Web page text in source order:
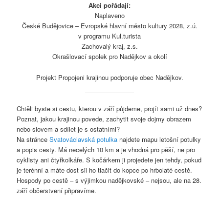
Akci pořádají:
Naplaveno
České Budějovice – Evropské hlavní město kultury 2028, z.ú.
v programu Kul.turista
Zachovalý kraj, z.s.
Okrašlovací spolek pro Nadějkov a okolí
Projekt Propojeni krajinou podporuje obec Nadějkov.
Chtěli byste si cestu, kterou v září půjdeme, projít sami už dnes?
Poznat, jakou krajinou povede, zachytit svoje dojmy obrazem
nebo slovem a sdílet je s ostatními?
Na stránceSvatováclavská potulka najdete mapu letošní potulky
a popis cesty. Má necelých 10 km a je vhodná pro pěší, ne pro
cyklisty ani čtyřkolkáře. S kočárkem ji projedete jen tehdy, pokud
je terénní a máte dost sil ho tlačit do kopce po hrbolaté cestě.
Hospody po cestě – s výjimkou nadějkovské – nejsou, ale na 28.
září občerstvení připravíme.